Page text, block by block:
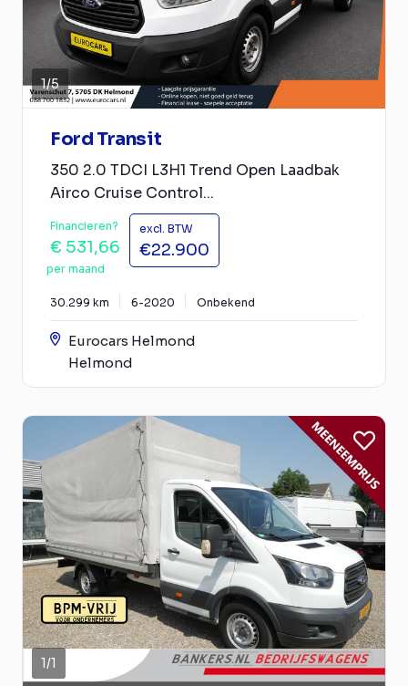
1/5
Ford Transit
350 2.0 TDCI L3H1 Trend Open Laadbak
Airco Cruise Control...
Financieren?
€ 531,66
per maand
excl. BTW
€22.900
30.299 km 6-2020 Onbekend
Eurocars Helmond
Helmond
1/1